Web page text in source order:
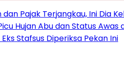
dan Pajak Terjangkau, Ini Dia
Hujan Abu dan Status Awas
Stafsus Diperiksa Pekan Ini